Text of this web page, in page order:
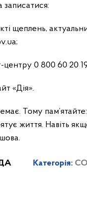
щеплень,
центру 0 800 60 20
«Дія».
Тому
життя. Навіть
Категорія: